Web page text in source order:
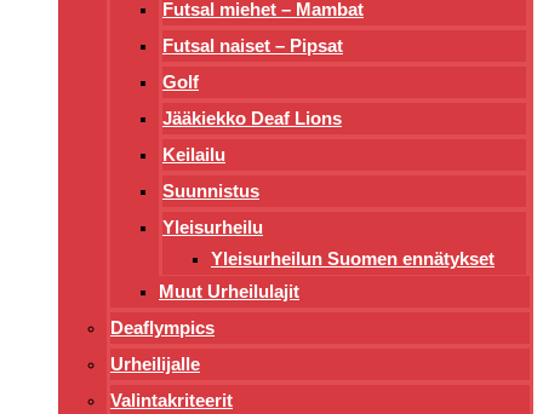
Futsal miehet – Mambat
Futsal naiset – Pipsat
Golf
Jääkiekko Deaf Lions
Keilailu
Suunnistus
Yleisurheilu
Yleisurheilun Suomen ennätykset
Muut Urheilulajit
Deaflympics
Urheilijalle
Valintakriteerit